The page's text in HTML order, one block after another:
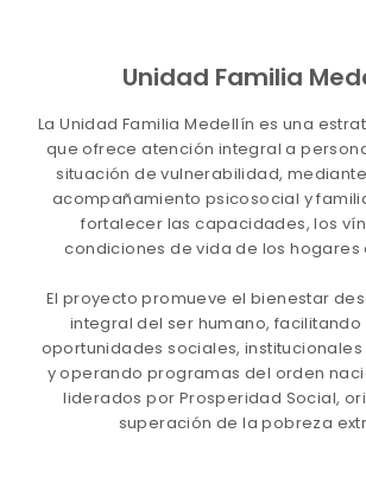
Unidad Familia
La Unidad Familia Medellín es una
que ofrece atención integral a
situación de vulnerabilidad,
acompañamiento psicosocial y
fortalecer las capacidades, los
condiciones de vida de los hogares
El proyecto promueve el bienestar
integral del ser humano,
oportunidades sociales, institucionales
y operando programas del orden
liderados por Prosperidad Social,
superación de la pobreza